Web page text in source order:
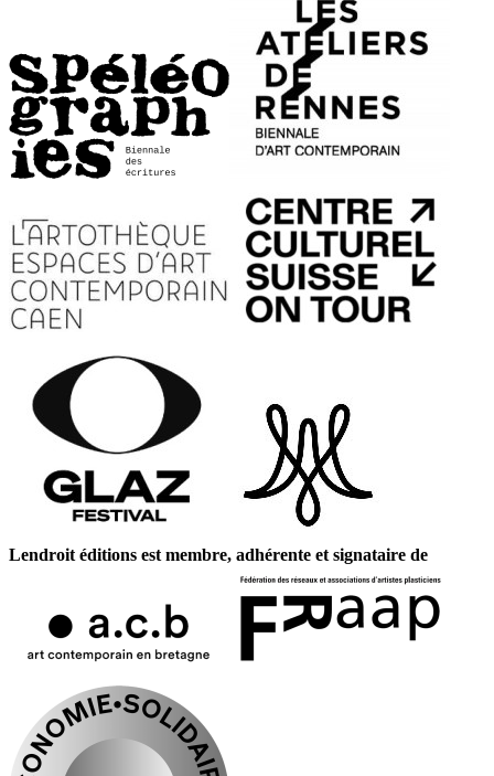
Lendroit éditions est membre, adhérente et signataire de